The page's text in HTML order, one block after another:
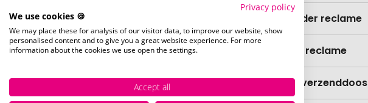
Levertijd zonder reclame
Levertijd met reclame
Hoeveelheid verzenddoos
Privacy policy
We use cookies 🍪
We may place these for analysis of our visitor data, to improve our website, show
personalised content and to give you a great website experience. For more
information about the cookies we use open the settings.
Accept all